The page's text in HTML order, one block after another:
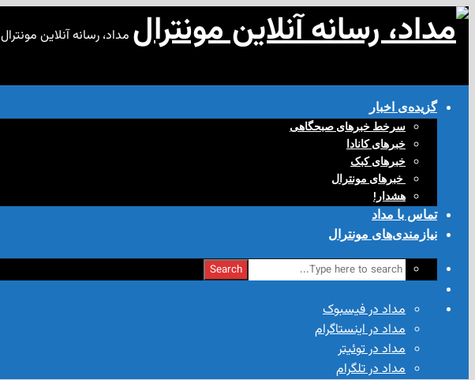
مداد، رسانه آنلاین مونترال
گزیده‌ی‌ اخبار
سرخط خبرهای صبحگاهی
خبرهای کانادا
خبرهای کبک
‌ خبرهای مونترال
هشدار!
تماس با مداد
نیازمندی‌های مونترال
Search
مداد در فیسبوک
مداد در اینستاگرام
مداد در توئیتر
مداد در تلگرام